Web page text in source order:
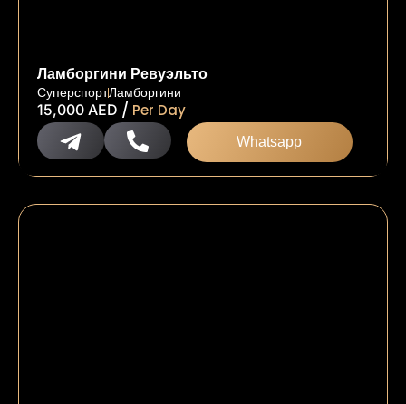
Ламборгини Ревуэльто
СуперспортЛамборгини
15,000 AED / Per Day
Whatsapp